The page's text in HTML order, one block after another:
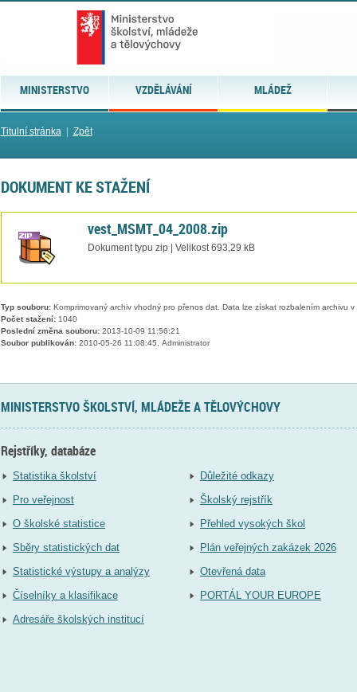
MINISTERSTVO VZDĚLÁVÁNÍ MLÁDEŽ
Titulní stránka| Zpět
DOKUMENT KE STAŽENÍ
vest_MSMT_04_2008.zip
Dokument typu zip | Velikost 693,29 kB
Typ souboru:Komprimovaný archiv vhodný pro přenos dat. Data lze získat rozbalením archivu
Počet stažení:1040
Poslední změna souboru:2013-10-09 11:56:21
Soubor publikován:2010-05-26 11:08:45, Administrator
MINISTERSTVO ŠKOLSTVÍ, MLÁDEŽE A TĚLOVÝCHOVY
Rejstříky, databáze
Statistika školství
Pro veřejnost
O školské statistice
Sběry statistických dat
Statistické výstupy a analýzy
Číselníky a klasifikace
Adresáře školských institucí
Důležité odkazy
Školský rejstřík
Přehled vysokých škol
Plán veřejných zakázek 2026
Otevřená data
PORTÁL YOUR EUROPE